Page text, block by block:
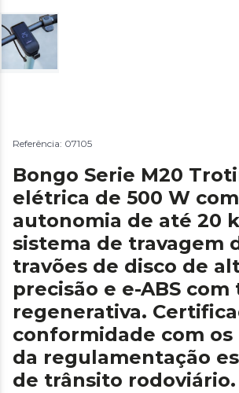
Referência: 07105
Bongo Serie M20
elétrica de 500 W com
autonomia de até 20
sistema de travagem
travões de disco de
precisão e e-ABS com
regenerativa.
conformidade com
da regulamentação
de trânsito rodoviário.